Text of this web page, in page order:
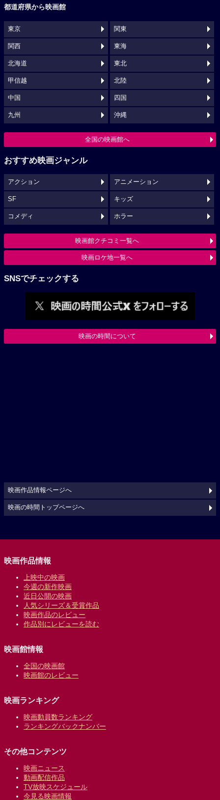
都道府県から映画館
東京 関東
関西 東海
北海道 東北
甲信越 北陸
中国 四国
九州 沖縄
全国の映画館へ
おすすめ映画ジャンル
アクション アニメーション
SF キッズ
コメディ ホラー
映画館クチコミ一覧へ
映画ロケ地一覧へ
SNSでチェックする
映画の時間について
映画作品情報ページへ
映画の時間トップページへ
映画作品情報
上映中の映画
今週の新作映画
近日公開の映画
人気シリーズ＆受賞作品
映画作品のレビュー
作品別にレビューを読む
映画館情報
全国の映画館
映画館のレビュー
映画ランキング
映画動員数ランキング
ランキングバックナンバー
その他コンテンツ
映画ニュース
動画配信作品
TV放映スケジュール
今見る映画情報